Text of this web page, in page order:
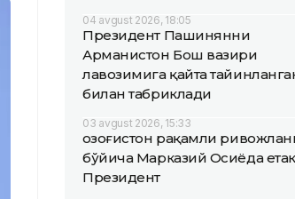
04 avgust 2026, 18:05
Президент Пашинянни
Арманистон Бош вазири
лавозимига қайта
билан табриклади
03 avgust 2026, 15:33
Қозоғистон рақамли
бўйича Марказий Осиёда
Президент